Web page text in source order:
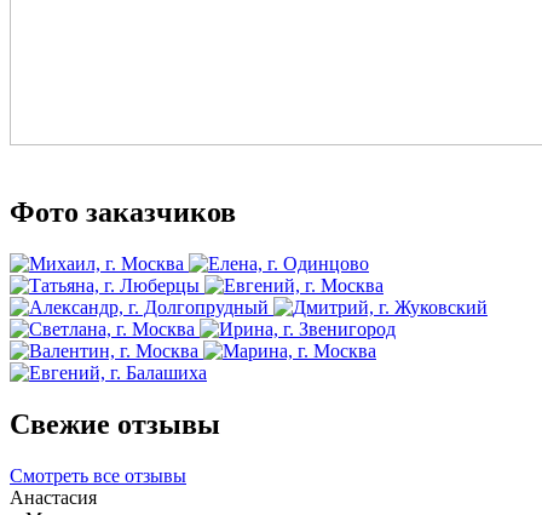
Фото заказчиков
Свежие отзывы
Смотреть все отзывы
Анастасия